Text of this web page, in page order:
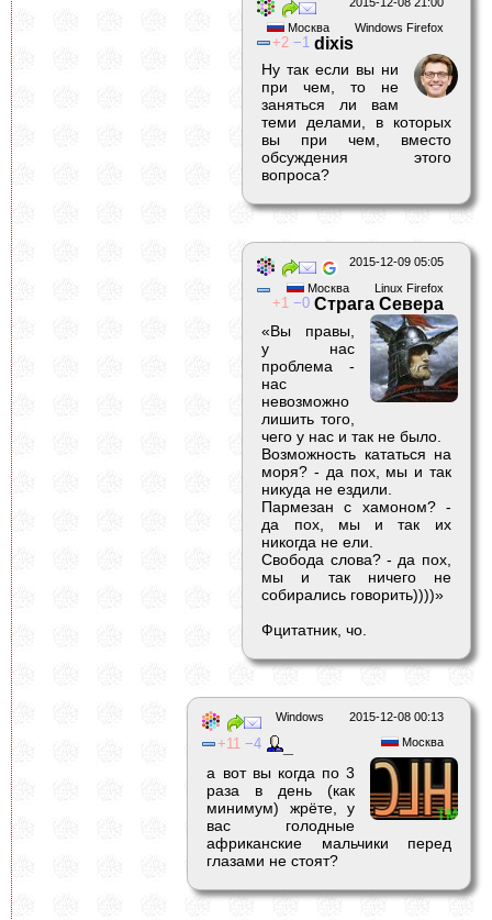
Windows Firefox
Москва
2 1 dixis
Ну так если вы ни
при чем, то не
заняться ли вам
теми делами, в которых
вы при чем, вместо
обсуждения этого
вопроса?
2015-12-09 05:05
Linux Firefox
Москва
1 0 Страга Севера
«Вы правы,
у нас
проблема -
нас
невозможно
лишить того,
чего у нас и так не было.
Возможность кататься на
моря? - да пох, мы и так
никуда не ездили.
Пармезан с хамоном? -
да пох, мы и так их
никогда не ели.
Свобода слова? - да пох,
мы и так ничего не
собирались говорить))))»
Фцитатник, чо.
2015-12-08 00:13
Windows
Москва
11 4 _
а вот вы когда по 3
раза в день (как
минимум) жрёте, у
вас голодные
африканские мальчики перед
глазами не стоят?